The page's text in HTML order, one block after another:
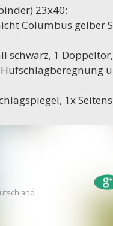
23x40:
Columbus gelber
schwarz, 1 Doppeltor,
1x